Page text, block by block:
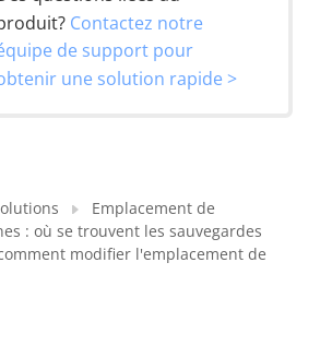
Contactez notre
de support pour
une solution rapide >
Emplacement de
: où se trouvent les sauvegardes
modifier l'emplacement de